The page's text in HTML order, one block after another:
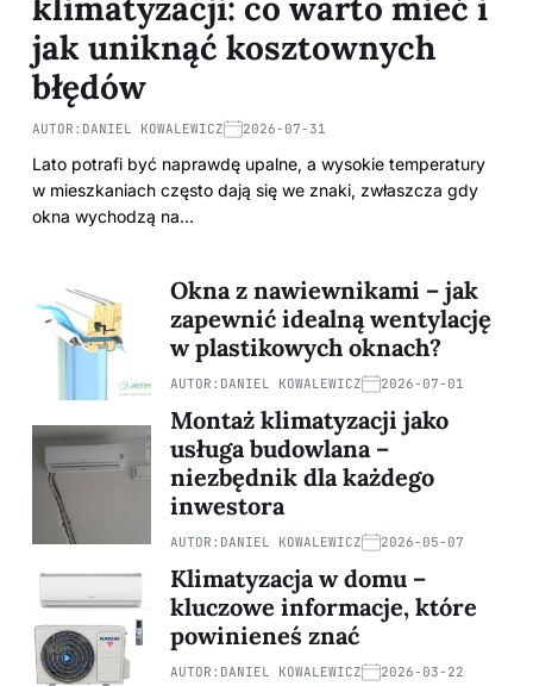
jak uniknąć kosztownych
błędów
AUTOR: DANIEL KOWALEWICZ 2026-07-31
Lato potrafi być naprawdę upalne, a wysokie temperatury
w mieszkaniach często dają się we znaki, zwłaszcza gdy
okna wychodzą na…
Okna z nawiewnikami – jak
zapewnić idealną wentylację
w plastikowych oknach?
AUTOR: DANIEL KOWALEWICZ 2026-07-01
Montaż klimatyzacji jako
usługa budowlana –
niezbędnik dla każdego
inwestora
AUTOR: DANIEL KOWALEWICZ 2026-05-07
Klimatyzacja w domu –
kluczowe informacje, które
powinieneś znać
AUTOR: DANIEL KOWALEWICZ 2026-03-22